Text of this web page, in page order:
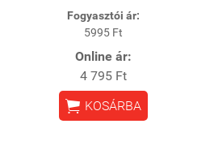
Fogyasztói ár:
5995 Ft
Online ár:
4 795 Ft
 KOSÁRBA